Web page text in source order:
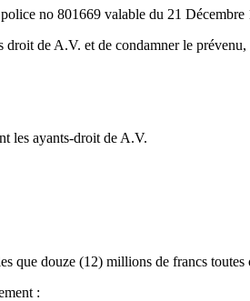
no 801669 valable du 21
de A.V. et de condamner le
les ayants-droit de A.V.
douze (12) millions de francs toutes
: